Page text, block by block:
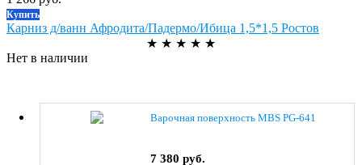
Купить
Карниз д/ванн Афродита/Падермо/Ибица 1,5*1,5 Ростов
★ ★ ★ ★ ★
Нет в наличии
Варочная поверхность MBS PG-641
7 380 руб.